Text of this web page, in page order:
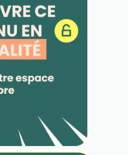
de la façon
dont le site
Web est
utilisé.
Experience
fonctionne
aussi bien que
possible lors